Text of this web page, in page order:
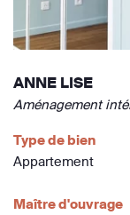
ANNE LISE
Aménagement
Type de bien
Appartement
Maître d'ouvrage